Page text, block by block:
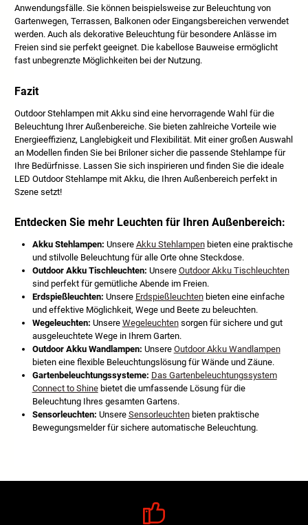
Anwendungsfälle. Sie können beispielsweise zur Beleuchtung von
Gartenwegen, Terrassen, Balkonen oder Eingangsbereichen verwendet
werden. Auch als dekorative Beleuchtung für besondere Anlässe im
Freien sind sie perfekt geeignet. Die kabellose Bauweise ermöglicht
fast unbegrenzte Möglichkeiten bei der Nutzung.
Fazit
Outdoor Stehlampen mit Akku sind eine hervorragende Wahl für die
Beleuchtung Ihrer Außenbereiche. Sie bieten zahlreiche Vorteile wie
Energieeffizienz, Langlebigkeit und Flexibilität. Mit einer großen Auswahl
an Modellen finden Sie bei Briloner sicher die passende Stehlampe für
Ihre Bedürfnisse. Lassen Sie sich inspirieren und finden Sie die ideale
LED Outdoor Stehlampe mit Akku, die Ihren Außenbereich perfekt in
Szene setzt!
Entdecken Sie mehr Leuchten für Ihren Außenbereich:
Akku Stehlampen: Unsere Akku Stehlampenbieten eine praktische
und stilvolle Beleuchtung für alle Orte ohne Steckdose.
Outdoor Akku Tischleuchten: Unsere Outdoor Akku Tischleuchten
sind perfekt für gemütliche Abende im Freien.
Erdspießleuchten: Unsere Erdspießleuchtenbieten eine einfache
und effektive Möglichkeit, Wege und Beete zu beleuchten.
Wegeleuchten: Unsere Wegeleuchtensorgen für sichere und gut
ausgeleuchtete Wege in Ihrem Garten.
Outdoor Akku Wandlampen: Unsere Outdoor Akku Wandlampen
bieten eine flexible Beleuchtungslösung für Wände und Zäune.
Gartenbeleuchtungssysteme: Das Gartenbeleuchtungssystem
Connect to Shinebietet die umfassende Lösung für die
Beleuchtung Ihres gesamten Gartens.
Sensorleuchten: Unsere Sensorleuchtenbieten praktische
Bewegungsmelder für sichere automatische Beleuchtung.